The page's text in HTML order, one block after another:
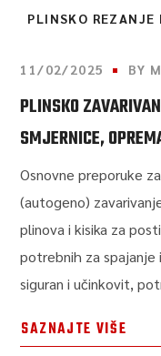
PLINSKO REZANJE
11/02/2025 BY
PLINSKO
SMJERNICE,
Osnovne preporuke
(autogeno)
plinova i kisika za
potrebnih za spajanje
siguran i učinkovit,
SAZNAJTE VIŠE